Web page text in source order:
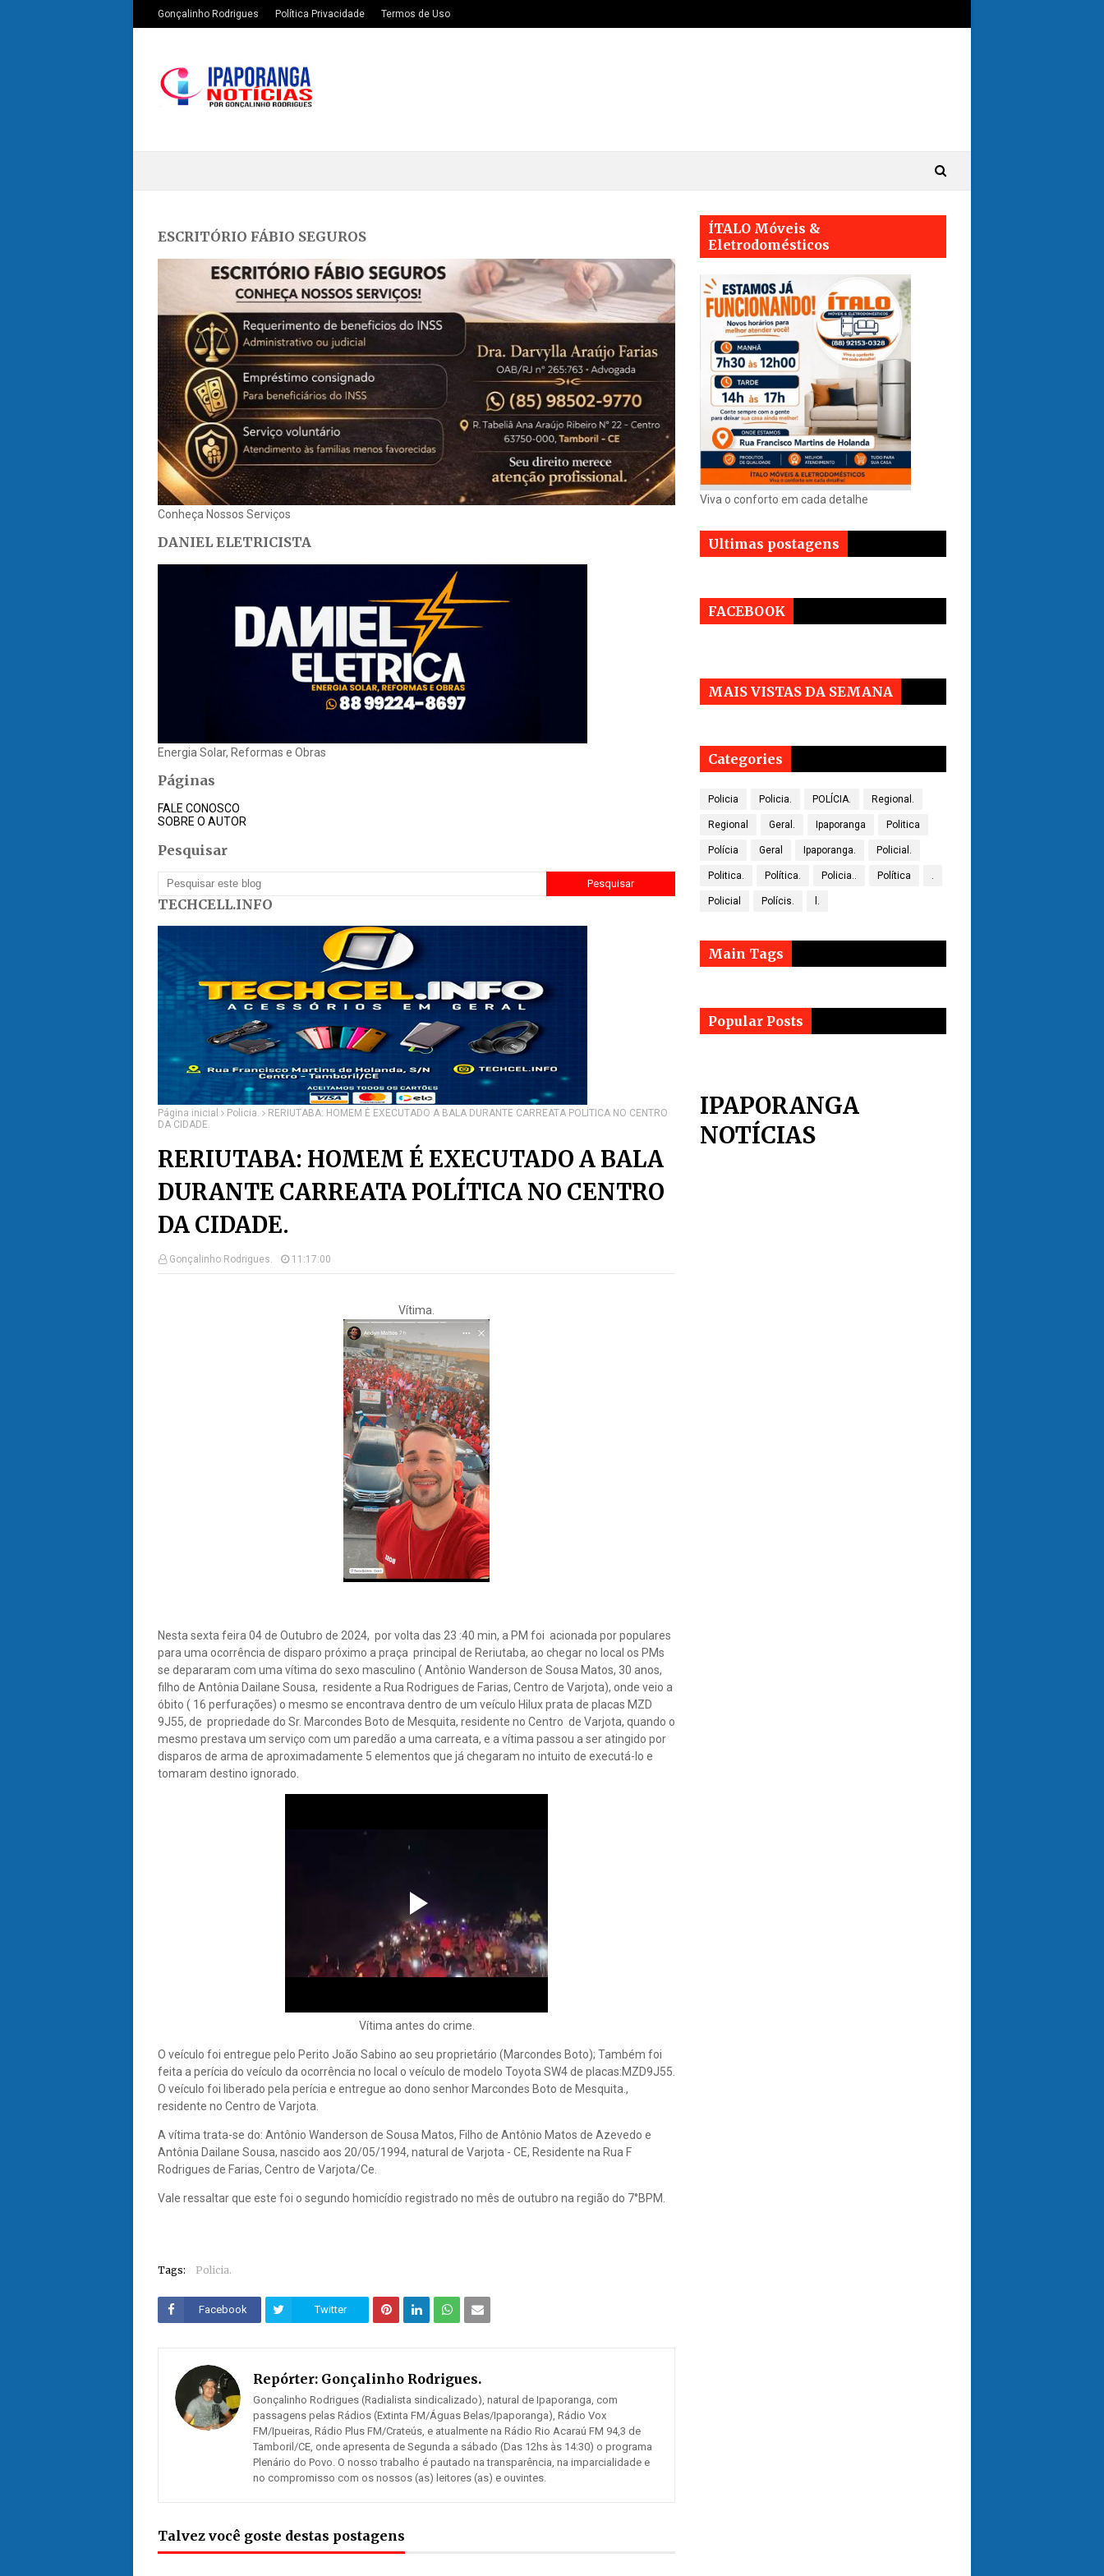
Gonçalinho Rodrigues Política Privacidade Termos de Uso
ESCRITÓRIO FÁBIO SEGUROS
Conheça Nossos Serviços
DANIEL ELETRICISTA
Energia Solar, Reformas e Obras
Páginas
FALE CONOSCO
SOBRE O AUTOR
Pesquisar
TECHCELL.INFO
Página inicial Policia.
RERIUTABA: HOMEM É EXECUTADO A BALA DURANTE CARREATA POLÍTICA NO CENTRO
DA CIDADE.
RERIUTABA: HOMEM É EXECUTADO A BALA
DURANTE CARREATA POLÍTICA NO CENTRO
DA CIDADE.
Gonçalinho Rodrigues. 11:17:00
Vítima.
Nesta sexta feira 04 de Outubro de 2024, por volta das 23 :40 min, a PM foi acionada por populares
para uma ocorrência de disparo próximo a praça principal de Reriutaba, ao chegar no local os PMs
se depararam com uma vítima do sexo masculino ( Antônio Wanderson de Sousa Matos, 30 anos,
filho de Antônia Dailane Sousa, residente a Rua Rodrigues de Farias, Centro de Varjota), onde veio a
óbito ( 16 perfurações) o mesmo se encontrava dentro de um veículo Hilux prata de placas MZD
9J55, de propriedade do Sr. Marcondes Boto de Mesquita, residente no Centro de Varjota, quando o
mesmo prestava um serviço com um paredão a uma carreata, e a vítima passou a ser atingido por
disparos de arma de aproximadamente 5 elementos que já chegaram no intuito de executá-lo e
tomaram destino ignorado.
Vítima antes do crime.
O veículo foi entregue pelo Perito João Sabino ao seu proprietário (Marcondes Boto); Também foi
feita a perícia do veículo da ocorrência no local o veículo de modelo Toyota SW4 de placas:MZD9J55.
O veículo foi liberado pela perícia e entregue ao dono senhor Marcondes Boto de Mesquita.,
residente no Centro de Varjota.
A vítima trata-se do: Antônio Wanderson de Sousa Matos, Filho de Antônio Matos de Azevedo e
Antônia Dailane Sousa, nascido aos 20/05/1994, natural de Varjota - CE, Residente na Rua F
Rodrigues de Farias, Centro de Varjota/Ce.
Vale ressaltar que este foi o segundo homicídio registrado no mês de outubro na região do 7°BPM.
Tags: Policia.
Facebook Twitter
Repórter: Gonçalinho Rodrigues.
Gonçalinho Rodrigues (Radialista sindicalizado), natural de Ipaporanga, com
passagens pelas Rádios (Extinta FM/Águas Belas/Ipaporanga), Rádio Vox
FM/Ipueiras, Rádio Plus FM/Crateús, e atualmente na Rádio Rio Acaraú FM 94,3 de
Tamboril/CE, onde apresenta de Segunda a sábado (Das 12hs às 14:30) o programa
Plenário do Povo. O nosso trabalho é pautado na transparência, na imparcialidade e
no compromisso com os nossos (as) leitores (as) e ouvintes.
Talvez você goste destas postagens
ÍTALO Móveis &
Eletrodomésticos
Viva o conforto em cada detalhe
Ultimas postagens
FACEBOOK
MAIS VISTAS DA SEMANA
Categories
Policia Policia. POLÍCIA. Regional.
Regional Geral. Ipaporanga Politica
Polícia Geral Ipaporanga. Policial.
Politica. Política. Policia.. Política .
Policial Polícis. l.
Main Tags
Popular Posts
IPAPORANGA
NOTÍCIAS